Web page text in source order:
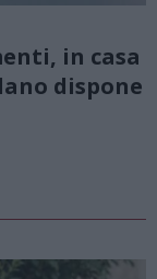
in casa
dispone